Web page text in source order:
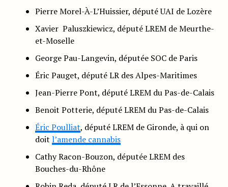
Pierre Morel-À-L’Huissier, député UAI de Lozère
Xavier Paluszkiewicz, député LREM de Meurthe-
et-Moselle
George Pau-Langevin, députée SOC de Paris
Éric Pauget, député LR des Alpes-Maritimes
Jean-Pierre Pont, député LREM du Pas-de-Calais
Benoit Potterie, député LREM du Pas-de-Calais
Éric Poulliat, député LREM de Gironde, à qui on
doit l’amende cannabis
Cathy Racon-Bouzon, députée LREM des
Bouches-du-Rhône